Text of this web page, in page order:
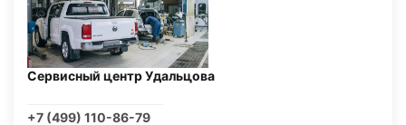
Сервисный центр Удальцова
+7 (499) 110-86-79